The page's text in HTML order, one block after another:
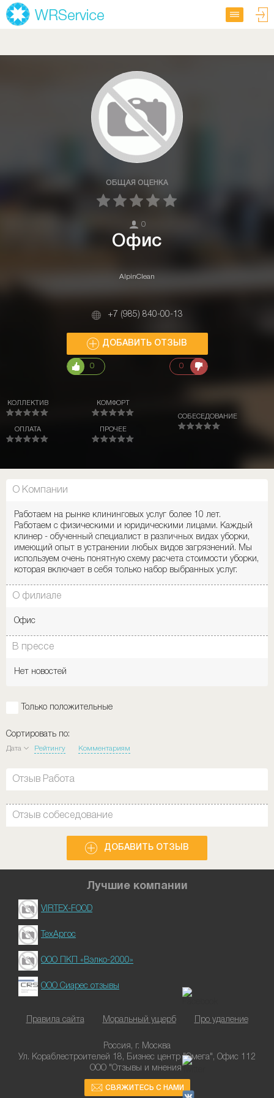
ОБЩАЯ ОЦЕНКА
0
Офис
AlpinClean
+7 (985) 840-00-13
ДОБАВИТЬ ОТЗЫВ
0 0
КОЛЛЕКТИВ
ОПЛАТА
КОМФОРТ
ПРОЧЕЕ
СОБЕСЕДОВАНИЕ
О Компании
Работаем на рынке клининговых услуг более 10 лет.
Работаем с физическими и юридическими лицами. Каждый
клинер - обученный специалист в различных видах уборки,
имеющий опыт в устранении любых видов загрязнений. Мы
используем очень понятную схему расчета стоимости уборки,
которая включает в себя только набор выбранных услуг.
О филиале
Офис
В прессе
Нет новостей
Только положительные
Сортировать по:
Дата Рейтингу Комментариям
Отзыв Работа
Отзыв собеседование
ДОБАВИТЬ ОТЗЫВ
Лучшие компании
VIRTEX-FOOD
ТехАргос
ООО ПКП «Вэлко-2000»
ООО Сиарес отзывы
Правила сайта Моральный ущерб Про удаление
Россия, г. Москва
Ул. Кораблестроителей 18, Бизнес центр "Омега", Офис 112
ООО "Отзывы и мнения"
СВЯЖИТЕСЬ С НАМИ